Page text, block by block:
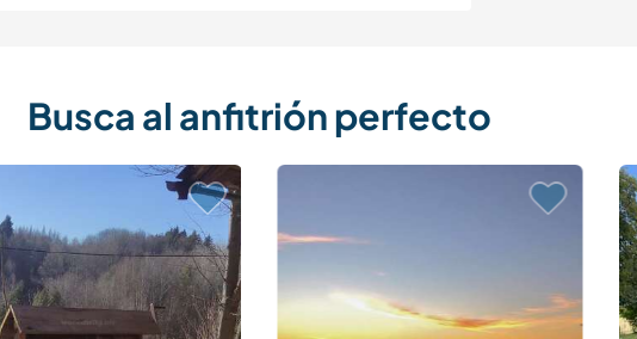
Busca al anfitrión perfecto